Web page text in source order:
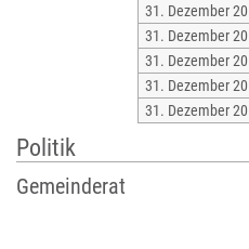
31. Dezember
31. Dezember
31. Dezember
31. Dezember
31. Dezember
Politik
Gemeinderat